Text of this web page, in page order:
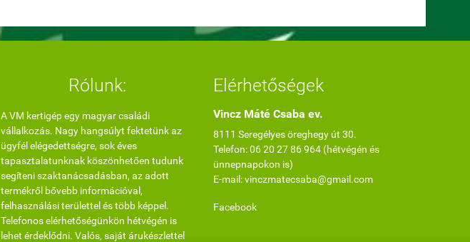
Rólunk:
A VM kertigép egy magyar családi
vállalkozás. Nagy hangsúlyt fektetünk az
ügyfél elégedettségre, sok éves
tapasztalatunknak köszönhetően tudunk
segíteni szaktanácsadásban, az adott
termékről bővebb információval,
felhasználási területtel és több képpel.
Telefonos elérhetőségünkön hétvégén is
lehet érdeklődni. Valós, saját árukészlettel
Elérhetőségek
Vincz Máté Csaba ev.
8111 Seregélyes öreghegy út 30.
Telefon: 06 20 27 86 964 (hétvégén és
ünnepnapokon is)
E-mail: vinczmatecsaba@gmail.com
Facebook